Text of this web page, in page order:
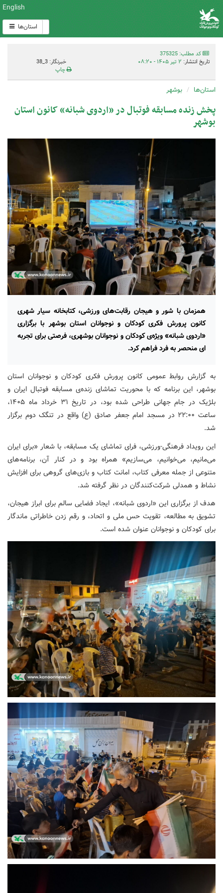
English
استان‌ها
کد مطلب: 375325
تاریخ انتشار: ۲ تیر ۱۴۰۵ - ۰۸:۲۰
خبرنگار: 3_38
چاپ
استان‌ها بوشهر
پخش زنده مسابقه فوتبال در «اردوی شبانه» کانون استان
بوشهر
همزمان با شور و هیجان رقابت‌های ورزشی، کتابخانه سیار شهری
کانون پرورش فکری کودکان و نوجوانان استان بوشهر با برگزاری
«اردوی شبانه» ویژه‌ی کودکان و نوجوانان بوشهری، فرصتی برای تجربه
ای منحصر به فرد فراهم کرد.
به گزارش روابط عمومی کانون پرورش فکری کودکان و نوجوانان استان
بوشهر، این برنامه که با محوریت تماشای زنده‌ی مسابقه فوتبال ایران و
بلژیک در جام جهانی طراحی شده بود، در تاریخ ۳۱ خرداد ماه ۱۴۰۵،
ساعت ۲۲:۰۰ در مسجد امام جعفر صادق (ع) واقع در تنگک دوم برگزار
شد.
این رویداد فرهنگی-ورزشی، فرای تماشای یک مسابقه، با شعار «برای ایران
می‌مانیم، می‌خوانیم، می‌سازیم» همراه بود و در کنار آن، برنامه‌های
متنوعی از جمله معرفی کتاب، امانت کتاب و بازی‌های گروهی برای افزایش
نشاط و همدلی شرکت‌کنندگان در نظر گرفته شد.
هدف از برگزاری این «اردوی شبانه»، ایجاد فضایی سالم برای ابراز هیجان،
تشویق به مطالعه، تقویت حس ملی و اتحاد، و رقم زدن خاطراتی ماندگار
برای کودکان و نوجوانان عنوان شده است.